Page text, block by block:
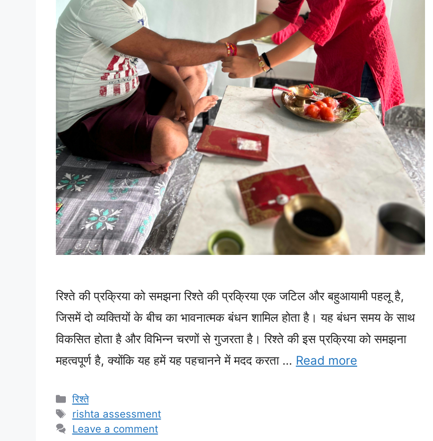
रिश्ते की प्रक्रिया को समझना रिश्ते की प्रक्रिया एक जटिल और बहुआयामी पहलू है,
जिसमें दो व्यक्तियों के बीच का भावनात्मक बंधन शामिल होता है। यह बंधन समय के साथ
विकसित होता है और विभिन्न चरणों से गुजरता है। रिश्ते की इस प्रक्रिया को समझना
महत्वपूर्ण है, क्योंकि यह हमें यह पहचानने में मदद करता … Read more
Categories
रिश्ते
Tags
rishta assessment
Leave a comment